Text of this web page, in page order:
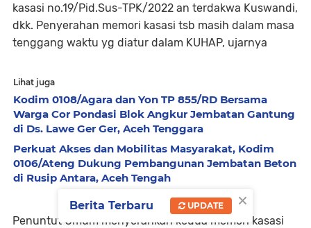
kasasi no.19/Pid.Sus-TPK/2022 an terdakwa Kuswandi,
dkk. Penyerahan memori kasasi tsb masih dalam masa
tenggang waktu yg diatur dalam KUHAP, ujarnya
Lihat juga
Kodim 0108/Agara dan Yon TP 855/RD Bersama
Warga Cor Pondasi Blok Angkur Jembatan Gantung
di Ds. Lawe Ger Ger, Aceh Tenggara
Perkuat Akses dan Mobilitas Masyarakat, Kodim
0106/Ateng Dukung Pembangunan Jembatan Beton
di Rusip Antara, Aceh Tengah
Penuntut Umum menyerahkan kedua memori kasasi
×
Berita Terbaru UPDATE